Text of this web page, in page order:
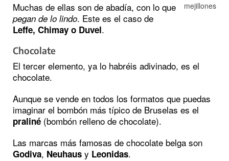
mejillones
Muchas de ellas son de abadía, con lo que
pegan de lo lindo. Este es el caso de
Leffe, Chimay o Duvel.
Chocolate
El tercer elemento, ya lo habréis adivinado, es el
chocolate.
Aunque se vende en todos los formatos que puedas
imaginar el bombón más típico de Bruselas es el
praliné (bombón relleno de chocolate).
Las marcas más famosas de chocolate belga son
Godiva, Neuhaus y Leonidas.